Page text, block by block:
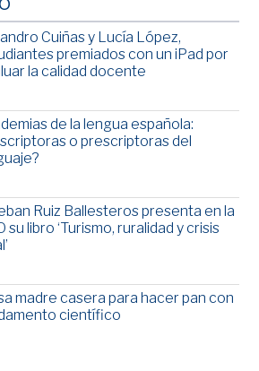
Cuiñas y Lucía López,
premiados con un iPad por
la calidad docente
de la lengua española:
o prescriptoras del
Ruiz Ballesteros presenta en la
su libro ‘Turismo, ruralidad y crisis
madre casera para hacer pan con
científico